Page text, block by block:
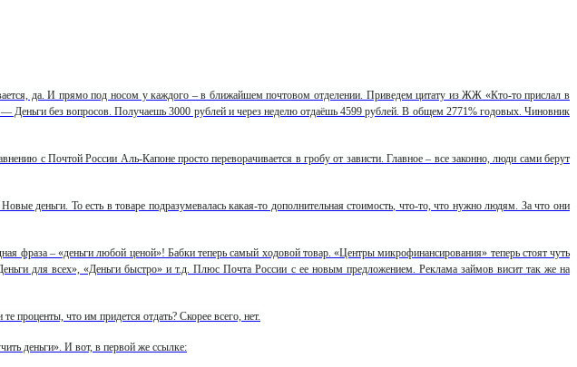
да. И прямо под носом у каждого – в ближайшем почтовом отделении. Приведем цитату из ЖЖ «Кто-то прислал в
без вопросов. Получаешь 3000 рублей и через неделю отдаёшь 4599 рублей. В общем 2771% годовых. Чиновник
с Почтой России Аль-Капоне просто переворачивается в гробу от зависти. Главное – все законно, люди сами берут
деньги. То есть в товаре подразумевалась какая-то дополнительная стоимость, что-то, что нужно людям. За что они
фраза – «деньги любой ценой»! Бабки теперь самый ходовой товар. «Центры микрофинансирования» теперь стоят чуть
для всех», «Деньги быстро» и т.д. Плюс Почта России с ее новым предложением. Реклама займов висит так же на
проценты, что им придется отдать? Скорее всего, нет.
деньги». И вот, в первой же ссылке: